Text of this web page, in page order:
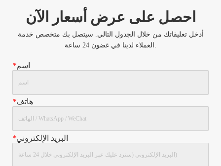
احصل على عرض أسعار الآن
أدخل تعليقاتك من خلال الجدول التالي. سيتصل بك متخصص خدمة
العملاء لدينا في غضون 24 ساعة.
*اسم
*هاتف
*البريد الإلكتروني